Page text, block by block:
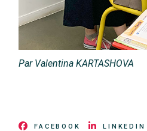
ParValentina KARTASHOVA
FACEBOOK LINKEDIN